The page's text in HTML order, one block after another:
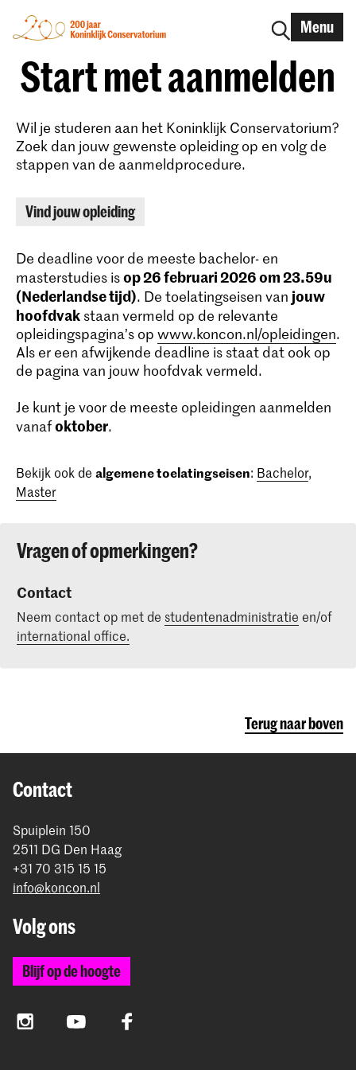
Menu
Start met aanmelden
Wil je studeren aan het Koninklijk Conservatorium?
Zoek dan jouw gewenste opleiding op en volg de
stappen van de aanmeldprocedure.
Vind jouw opleiding
De deadline voor de meeste bachelor- en
masterstudies isop 26 februari 2026 om 23.59u
(Nederlandse tijd). De toelatingseisen van jouw
hoofdvak staan vermeld op de relevante
opleidingspagina’s op www.koncon.nl/opleidingen.
Als er een afwijkende deadline is staat dat ook op
de pagina van jouw hoofdvak vermeld.
Je kunt je voor de meeste opleidingen aanmelden
vanafoktober.
Bekijk ook de algemene toelatingseisen: Bachelor,
Master
Vragen of opmerkingen?
Contact
Neem contact op met de studentenadministratie en/of
international office.
Terug naar boven
Contact
Spuiplein 150
2511 DG Den Haag
+31 70 315 15 15
info@koncon.nl
Volg ons
Blijf op de hoogte
InstagramYouTube Facebook